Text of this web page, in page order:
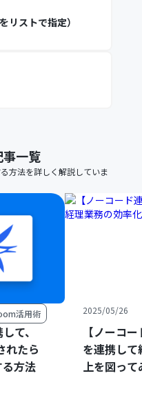
リストで指定）
一覧
方法を詳しく解説していま
活用術
て、
れたら
方法
2025/05/26
【ノーコ
を連携し
上を図って